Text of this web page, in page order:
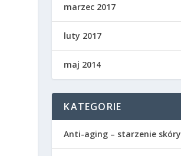
marzec 2017
luty 2017
maj 2014
KATEGORIE
Anti-aging – starzenie skóry